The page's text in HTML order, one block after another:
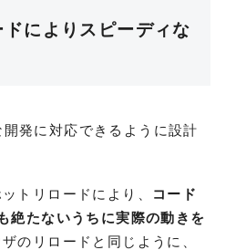
によりスピーディな
発に対応できるように設計
トリロードにより、
コード
絶たないうちに実際の動きを
のリロードと同じように、